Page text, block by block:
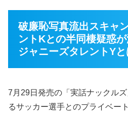
破廉恥写真流出スキャ
ントKとの半同棲疑惑
ジャニーズタレントY
7月29日発売の「実話ナックル
るサッカー選手とのプライベー